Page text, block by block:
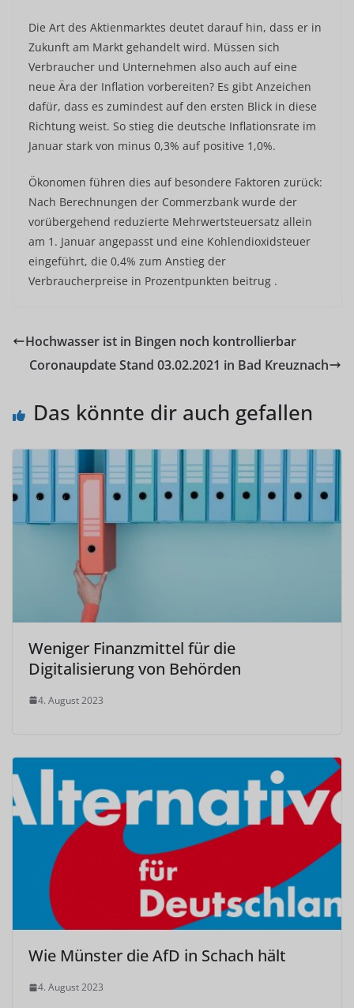
Die Art des Aktienmarktes deutet darauf hin, dass er in
Zukunft am Markt gehandelt wird. Müssen sich
Verbraucher und Unternehmen also auch auf eine
neue Ära der Inflation vorbereiten? Es gibt Anzeichen
dafür, dass es zumindest auf den ersten Blick in diese
Richtung weist. So stieg die deutsche Inflationsrate im
Januar stark von minus 0,3% auf positive 1,0%.
Ökonomen führen dies auf besondere Faktoren zurück:
Nach Berechnungen der Commerzbank wurde der
vorübergehend reduzierte Mehrwertsteuersatz allein
am 1. Januar angepasst und eine Kohlendioxidsteuer
eingeführt, die 0,4% zum Anstieg der
Verbraucherpreise in Prozentpunkten beitrug .
Hochwasser ist in Bingen noch kontrollierbar
Coronaupdate Stand 03.02.2021 in Bad Kreuznach
Das könnte dir auch gefallen
Weniger Finanzmittel für die
Digitalisierung von Behörden
4. August 2023
Wie Münster die AfD in Schach hält
4. August 2023